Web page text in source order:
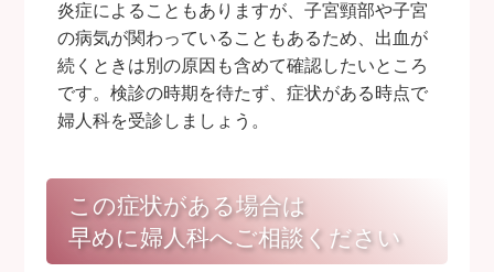
炎症によることもありますが、子宮頸部や子宮
の病気が関わっていることもあるため、出血が
続くときは別の原因も含めて確認したいところ
です。検診の時期を待たず、症状がある時点で
婦人科を受診しましょう。
この症状がある場合は
早めに婦人科へご相談ください